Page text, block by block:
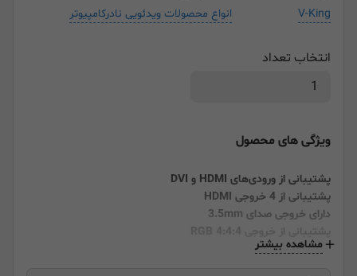
V-King
انواع محصولات ویدئویی نادرکامپیوتر
انتخاب تعداد
ویژگی های محصول
پشتیبانی از ورودی‌های HDMI و DVI
پشتیبانی از 4 خروجی HDMI
دارای خروجی صدای 3.5mm
مشاهده بیشتر